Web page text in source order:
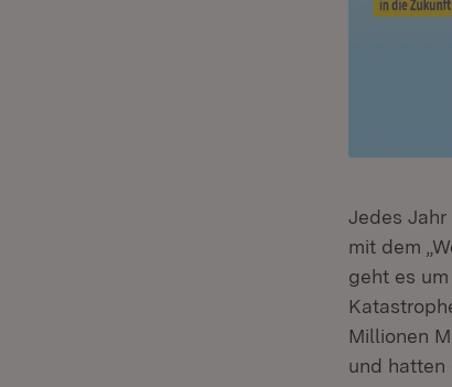
Jedes
mit dem
geht es
Millionen
und